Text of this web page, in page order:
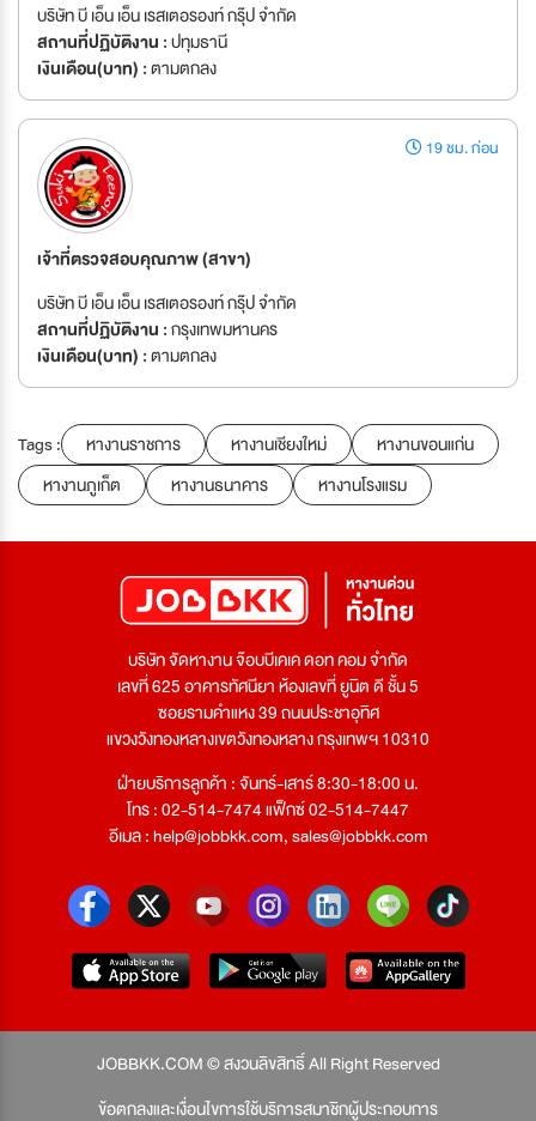
บริษัท บี เอ็น เอ็น เรสเตอรองท์ กรุ๊ป จำกัด
สถานที่ปฏิบัติงาน :ปทุมธานี
เงินเดือน(บาท) :ตามตกลง
19 ชม. ก่อน
เจ้าที่ตรวจสอบคุณภาพ (สาขา)
บริษัท บี เอ็น เอ็น เรสเตอรองท์ กรุ๊ป จำกัด
สถานที่ปฏิบัติงาน :กรุงเทพมหานคร
เงินเดือน(บาท) :ตามตกลง
Tags : หางานราชการ หางานเชียงใหม่
หางานขอนแก่น
หางานภูเก็ต
หางานธนาคาร หางานโรงแรม
บริษัท จัดหางาน จ๊อบบีเคเค ดอท คอม จำกัด
เลขที่ 625 อาคารทัศนียา ห้องเลขที่ ยูนิต ดี ชั้น 5
ซอยรามคำแหง 39 ถนนประชาอุทิศ
แขวงวังทองหลางเขตวังทองหลาง กรุงเทพฯ 10310
ฝ่ายบริการลูกค้า : จันทร์-เสาร์ 8:30-18:00 น.
โทร : 02-514-7474 แฟ็กซ์ 02-514-7447
อีเมล :help@jobbkk.com,sales@jobbkk.com
JOBBKK.COM © สงวนลิขสิทธิ์ All Right Reserved
ข้อตกลงและเงื่อนไขการใช้บริการสมาชิกผู้ประกอบการ